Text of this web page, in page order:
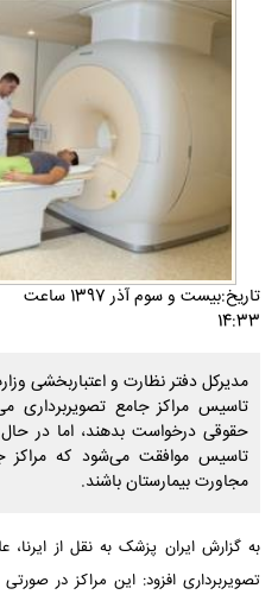
تاريخ:بيست و سوم آذر 1397 ساعت
14:33
مدیرکل دفتر نظارت و اعتباربخشی
تاسیس مراکز جامع تصویربرداری
حقوقی درخواست بدهند، اما در
تاسیس موافقت می‌شود که مراکز
مجاورت بیمارستان باشند.
به گزارش ایران پزشک به نقل از
تصویربرداری افزود: این مراکز در